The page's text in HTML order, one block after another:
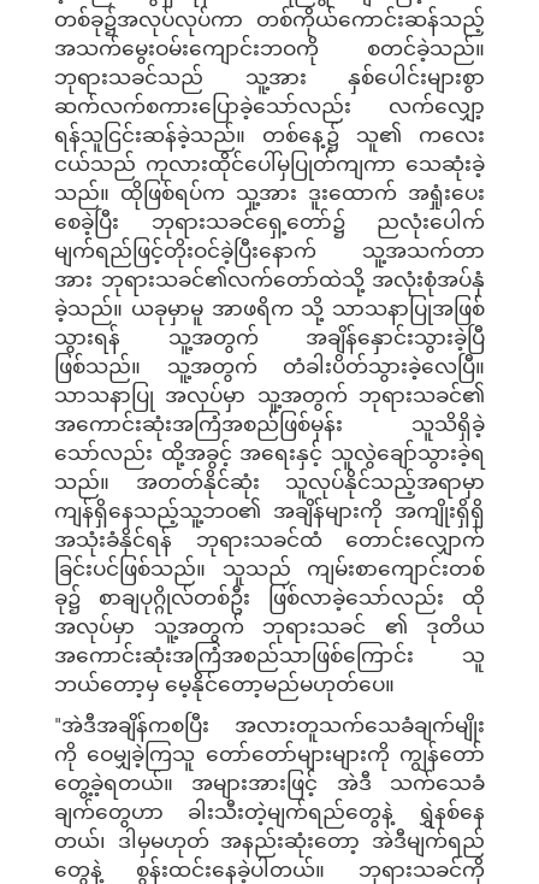
တစ်ခု၌အလုပ်လုပ်ကာ တစ်ကိုယ်ကောင်းဆန်သည့်
အသက်မွေးဝမ်းကျောင်းဘဝကို စတင်ခဲ့သည်။
ဘုရားသခင်သည် သူ့အား နှစ်ပေါင်းများစွာ
ဆက်လက်စကားပြောခဲ့သော်လည်း လက်လျှော့
ရန်သူငြင်းဆန်ခဲ့သည်။ တစ်နေ့၌ သူ၏ ကလေး
ငယ်သည် ကုလားထိုင်ပေါ်မှပြုတ်ကျကာ သေဆုံးခဲ့
သည်။ ထိုဖြစ်ရပ်က သူ့အား ဒူးထောက် အရှုံးပေး
စေခဲ့ပြီး ဘုရားသခင်ရှေ့တော်၌ ညလုံးပေါက်
မျက်ရည်ဖြင့်တိုးဝင်ခဲ့ပြီးနောက် သူ့အသက်တာ
အား ဘုရားသခင်၏လက်တော်ထဲသို့ အလုံးစုံအပ်နှံ
ခဲ့သည်။ ယခုမှာမူ အာဖရိက သို့ သာသနာပြုအဖြစ်
သွားရန် သူ့အတွက် အချိန်နှောင်းသွားခဲ့ပြီ
ဖြစ်သည်။ သူ့အတွက် တံခါးပိတ်သွားခဲ့လေပြီ။
သာသနာပြု အလုပ်မှာ သူ့အတွက် ဘုရားသခင်၏
အကောင်းဆုံးအကြံအစည်ဖြစ်မှန်း သူသိရှိခဲ့
သော်လည်း ထို့အခွင့် အရေးနှင့် သူလွဲချော်သွားခဲ့ရ
သည်။ အတတ်နိုင်ဆုံး သူလုပ်နိုင်သည့်အရာမှာ
ကျန်ရှိနေသည့်သူ့ဘဝ၏ အချိန်များကို အကျိုးရှိရှိ
အသုံးခံနိုင်ရန် ဘုရားသခင်ထံ တောင်းလျှောက်
ခြင်းပင်ဖြစ်သည်။ သူသည် ကျမ်းစာကျောင်းတစ်
ခု၌ စာချပုဂ္ဂိုလ်တစ်ဦး ဖြစ်လာခဲ့သော်လည်း ထို
အလုပ်မှာ သူ့အတွက် ဘုရားသခင် ၏ ဒုတိယ
အကောင်းဆုံးအကြံအစည်သာဖြစ်ကြောင်း သူ
ဘယ်တော့မှ မေ့နိုင်တော့မည်မဟုတ်ပေ။
"အဲဒီအချိန်ကစပြီး အလားတူသက်သေခံချက်မျိုး
ကို ဝေမျှခဲ့ကြသူ တော်တော်များများကို ကျွန်တော်
တွေ့ခဲ့ရတယ်။ အများအားဖြင့် အဲဒီ သက်သေခံ
ချက်တွေဟာ ခါးသီးတဲ့မျက်ရည်တွေနဲ့ ရွှဲနစ်နေ
တယ်၊ ဒါမှမဟုတ် အနည်းဆုံးတော့ အဲဒီမျက်ရည်
တွေနဲ့ စွန်းထင်းနေခဲ့ပါတယ်။ ဘုရားသခင်ကို